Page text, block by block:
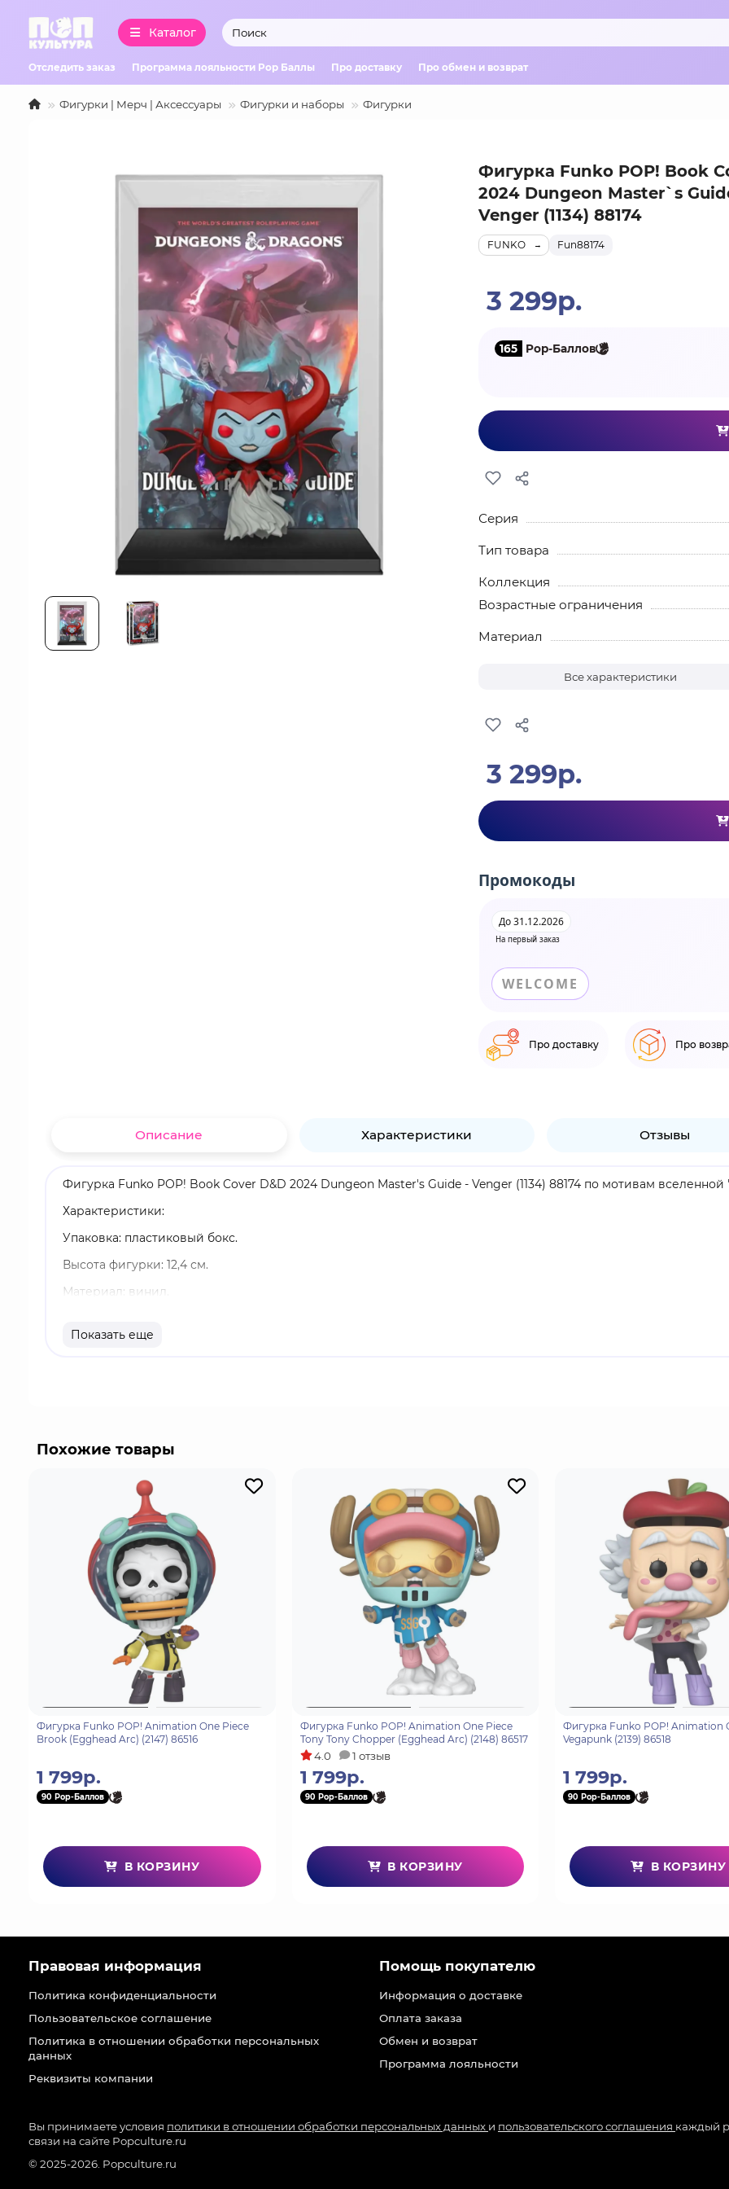
Каталог
Отследить заказ Программа лояльности Pop Баллы Про доставку Про обмен и возврат
Фигурки | Мерч | Аксессуары Фигурки и наборы Фигурки
Фигурка Funko POP! Book
2024 Dungeon Master`s
Venger (1134) 88174
Fun88174
FUNKO
3 299р.
165 Pop-Баллов
Серия
Тип товара
Коллекция
Возрастные ограничения
Материал
Все характеристики
3 299р.
Промокоды
На первый заказ
До 31.12.2026
WELCOME
Про доставку Про
Описание Характеристики Отзывы
Фигурка Funko POP! Book Cover D&D 2024 Dungeon Master's Guide - Venger (1134) 88174 по мотивам
Характеристики:
Упаковка: пластиковый бокс.
Высота фигурки: 12,4 см.
Материал: винил.
Разработчик/Издатель: Funko.
Показать еще
Похожие товары
Фигурка Funko POP! Animation One Piece
Brook (Egghead Arc) (2147) 86516
1 799р.
90 Pop-Баллов
В КОРЗИНУ
Фигурка Funko POP! Animation One Piece
Tony Tony Chopper (Egghead Arc) (2148) 86517
4.0 1 отзыв
1 799р.
90 Pop-Баллов
В КОРЗИНУ
Фигурка Funko POP! Animation
Vegapunk (2139) 86518
1 799р.
90 Pop-Баллов
В КОРЗИНУ
Правовая информация
Политика конфиденциальности
Пользовательское соглашение
Политика в отношении обработки персональных
данных
Реквизиты компании
Помощь покупателю
Информация о доставке
Оплата заказа
Обмен и возврат
Программа лояльности
Вы принимаете условия политики в отношении обработки персональных данных и пользовательского соглашения каждый
связи на сайте Popculture.ru
© 2025-2026. Popculture.ru